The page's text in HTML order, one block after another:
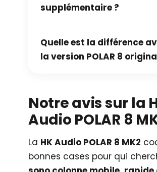
supplémentaire ?
Quelle est la différence
la version POLAR 8
Notre avis sur la
Audio POLAR 8
La HK Audio POLAR 8 MK2
bonnes cases pour qui